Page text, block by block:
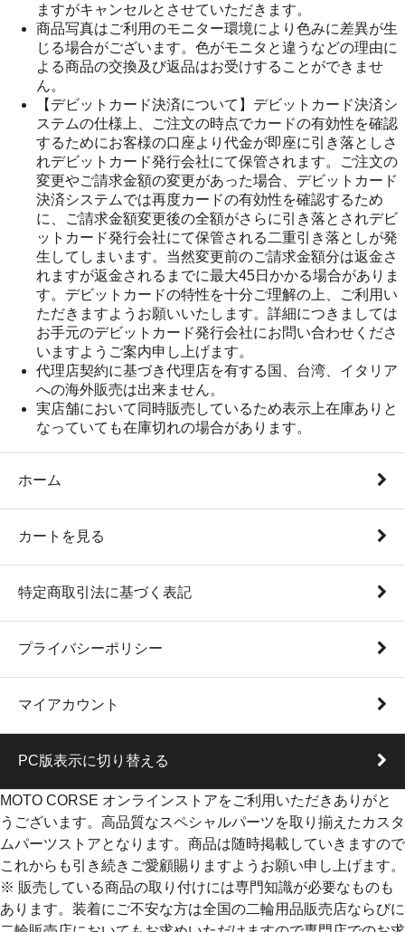
ますがキャンセルとさせていただきます。
商品写真はご利用のモニター環境により色みに差異が生
じる場合がございます。色がモニタと違うなどの理由に
よる商品の交換及び返品はお受けすることができませ
ん。
【デビットカード決済について】デビットカード決済シ
ステムの仕様上、ご注文の時点でカードの有効性を確認
するためにお客様の口座より代金が即座に引き落としさ
れデビットカード発行会社にて保管されます。ご注文の
変更やご請求金額の変更があった場合、デビットカード
決済システムでは再度カードの有効性を確認するため
に、ご請求金額変更後の全額がさらに引き落とされデビ
ットカード発行会社にて保管される二重引き落としが発
生してしまいます。当然変更前のご請求金額分は返金さ
れますが返金されるまでに最大45日かかる場合がありま
す。デビットカードの特性を十分ご理解の上、ご利用い
ただきますようお願いいたします。詳細につきましては
お手元のデビットカード発行会社にお問い合わせくださ
いますようご案内申し上げます。
代理店契約に基づき代理店を有する国、台湾、イタリア
への海外販売は出来ません。
実店舗において同時販売しているため表示上在庫ありと
なっていても在庫切れの場合があります。
ホーム
カートを見る
特定商取引法に基づく表記
プライバシーポリシー
マイアカウント
PC版表示に切り替える
MOTO CORSE オンラインストアをご利用いただきありがと
うございます。高品質なスペシャルパーツを取り揃えたカスタ
ムパーツストアとなります。商品は随時掲載していきますので
これからも引き続きご愛顧賜りますようお願い申し上げます。
※ 販売している商品の取り付けには専門知識が必要なものも
あります。装着にご不安な方は全国の二輪用品販売店ならびに